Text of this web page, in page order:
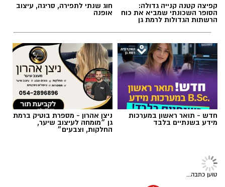
הדמיה: משרד אדריכלים ניר קוץ עבור אב-גד
פרויקט ההתחדשות העירונית במתחם
קפיצה קטנה קנייה גדולה:
הסופר השכונתי שמביא את כוח
הרשתות הגדולות לרמת גן
חוג שנתי לתפירה, סריגה, עיצוב
אופנה
חדש - תואר ראשון במערכות
מידע בשנתיים בלבד
ניצן אהרון - מספרת בוטיק ברמת
גן ״מומחה לעיצוב שיער,
החלקות, וצבעים״
טוען כתבה...